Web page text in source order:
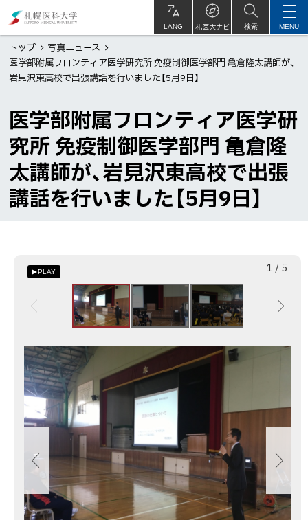
文
へ
メ
ニ
へ
医
科
大
LANG 札医大ナビ
サ
イ
検索 MENU
トップ
写真ニュース
医学部附属フロンティア医学研究所 免疫制御医学部門 亀倉隆太講師が、
岩見沢東高校で出張講話を行いました【5月9日】
医学部附属フロンティア医学研
究所 免疫制御医学部門 亀倉隆
太講師が、岩見沢東高校で出張
講話を行いました【5月9日】
PLAY 1 枚
/総
5
画
像
ス
ラ
イ
集